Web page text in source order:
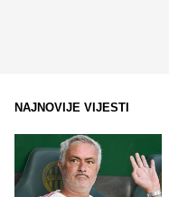
NAJNOVIJE VIJESTI